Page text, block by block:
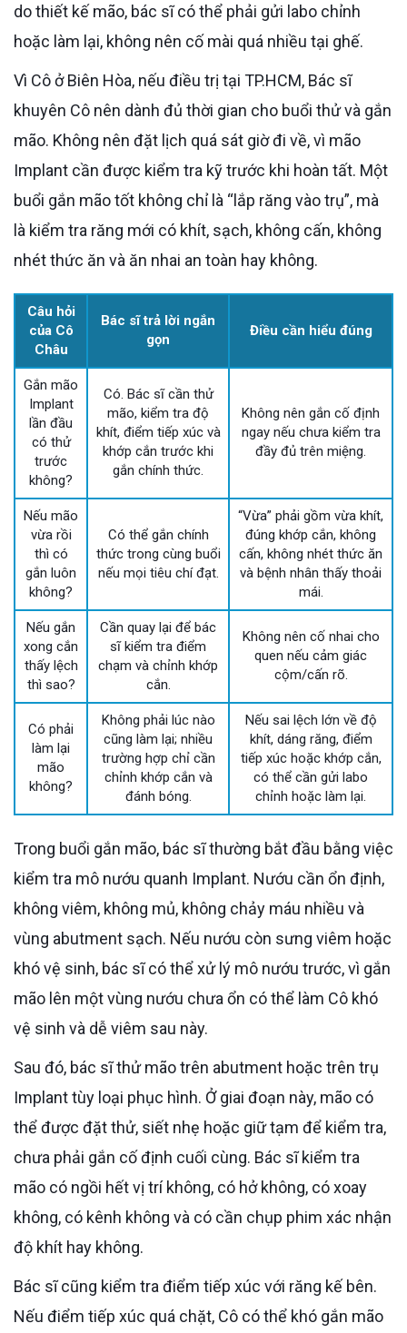
do thiết kế mão, bác sĩ có thể phải gửi labo chỉnh
hoặc làm lại, không nên cố mài quá nhiều tại ghế.
Vì Cô ở Biên Hòa, nếu điều trị tại TP.HCM, Bác sĩ
khuyên Cô nên dành đủ thời gian cho buổi thử và gắn
mão. Không nên đặt lịch quá sát giờ đi về, vì mão
Implant cần được kiểm tra kỹ trước khi hoàn tất. Một
buổi gắn mão tốt không chỉ là “lắp răng vào trụ”, mà
là kiểm tra răng mới có khít, sạch, không cấn, không
nhét thức ăn và ăn nhai an toàn hay không.
Câu hỏi
của Cô
Châu
Bác sĩ trả lời ngắn
gọn
Điều cần hiểu đúng
Gắn mão
Implant
lần đầu
có thử
trước
không?
Có. Bác sĩ cần thử
mão, kiểm tra độ
khít, điểm tiếp xúc và
khớp cắn trước khi
gắn chính thức.
Không nên gắn cố định
ngay nếu chưa kiểm tra
đầy đủ trên miệng.
Nếu mão
vừa rồi
thì có
gắn luôn
không?
Có thể gắn chính
thức trong cùng buổi
nếu mọi tiêu chí đạt.
“Vừa” phải gồm vừa khít,
đúng khớp cắn, không
cấn, không nhét thức ăn
và bệnh nhân thấy thoải
mái.
Nếu gắn
xong cắn
thấy lệch
thì sao?
Cần quay lại để bác
sĩ kiểm tra điểm
chạm và chỉnh khớp
cắn.
Không nên cố nhai cho
quen nếu cảm giác
cộm/cấn rõ.
Có phải
làm lại
mão
không?
Không phải lúc nào
cũng làm lại; nhiều
trường hợp chỉ cần
chỉnh khớp cắn và
đánh bóng.
Nếu sai lệch lớn về độ
khít, dáng răng, điểm
tiếp xúc hoặc khớp cắn,
có thể cần gửi labo
chỉnh hoặc làm lại.
Trong buổi gắn mão, bác sĩ thường bắt đầu bằng việc
kiểm tra mô nướu quanh Implant. Nướu cần ổn định,
không viêm, không mủ, không chảy máu nhiều và
vùng abutment sạch. Nếu nướu còn sưng viêm hoặc
khó vệ sinh, bác sĩ có thể xử lý mô nướu trước, vì gắn
mão lên một vùng nướu chưa ổn có thể làm Cô khó
vệ sinh và dễ viêm sau này.
Sau đó, bác sĩ thử mão trên abutment hoặc trên trụ
Implant tùy loại phục hình. Ở giai đoạn này, mão có
thể được đặt thử, siết nhẹ hoặc giữ tạm để kiểm tra,
chưa phải gắn cố định cuối cùng. Bác sĩ kiểm tra
mão có ngồi hết vị trí không, có hở không, có xoay
không, có kênh không và có cần chụp phim xác nhận
độ khít hay không.
Bác sĩ cũng kiểm tra điểm tiếp xúc với răng kế bên.
Nếu điểm tiếp xúc quá chặt, Cô có thể khó gắn mão